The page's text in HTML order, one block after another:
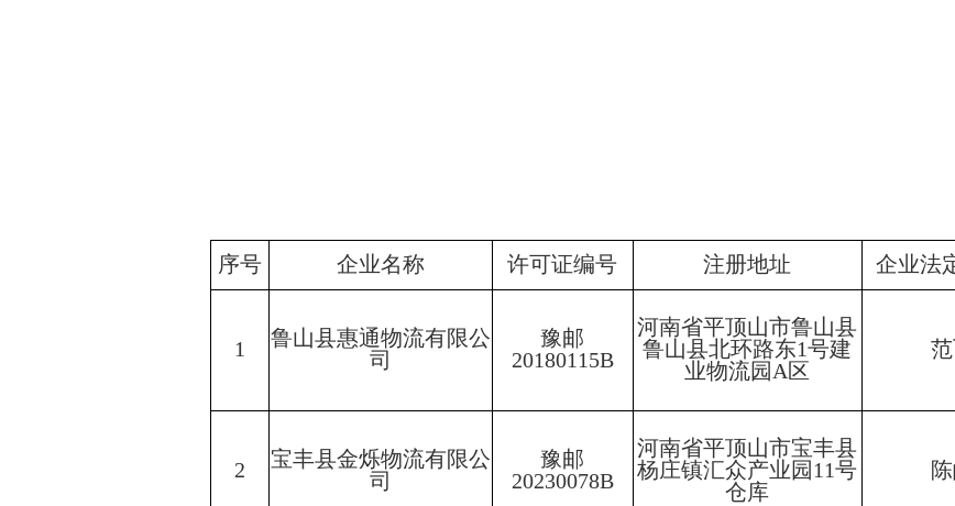
序号 企业名称 许可证编号 注册地址 企业法
1
鲁山县惠通物流有限公
司
豫邮
20180115B
河南省平顶山市鲁山县
鲁山县北环路东1号建
业物流园A区
2
宝丰县金烁物流有限公
司
豫邮
20230078B
河南省平顶山市宝丰县
杨庄镇汇众产业园11号
仓库